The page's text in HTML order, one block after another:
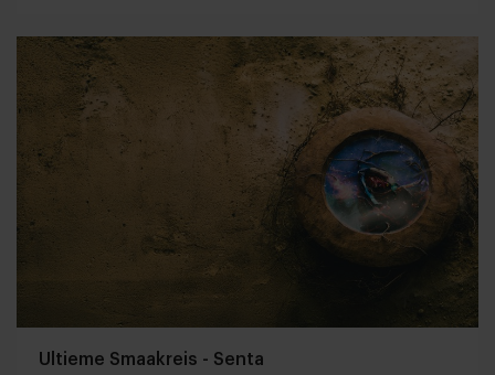
Ultieme Smaakreis - Senta